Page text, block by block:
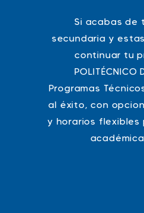
Si acabas de
secundaria y
continuar tu
POLITÉCNICO
Programas
al éxito, con
y horarios flexibles